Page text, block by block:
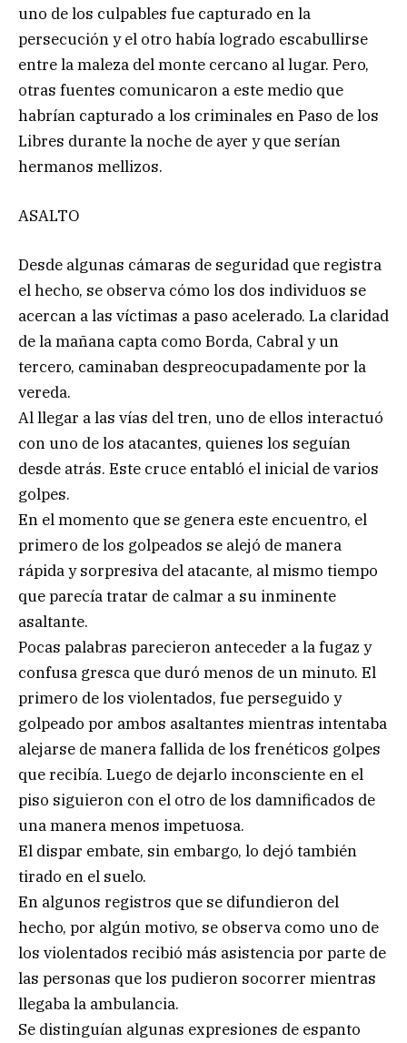
uno de los culpables fue capturado en la
persecución y el otro había logrado escabullirse
entre la maleza del monte cercano al lugar. Pero,
otras fuentes comunicaron a este medio que
habrían capturado a los criminales en Paso de los
Libres durante la noche de ayer y que serían
hermanos mellizos.
ASALTO
Desde algunas cámaras de seguridad que registra
el hecho, se observa cómo los dos individuos se
acercan a las víctimas a paso acelerado. La claridad
de la mañana capta como Borda, Cabral y un
tercero, caminaban despreocupadamente por la
vereda.
Al llegar a las vías del tren, uno de ellos interactuó
con uno de los atacantes, quienes los seguían
desde atrás. Este cruce entabló el inicial de varios
golpes.
En el momento que se genera este encuentro, el
primero de los golpeados se alejó de manera
rápida y sorpresiva del atacante, al mismo tiempo
que parecía tratar de calmar a su inminente
asaltante.
Pocas palabras parecieron anteceder a la fugaz y
confusa gresca que duró menos de un minuto. El
primero de los violentados, fue perseguido y
golpeado por ambos asaltantes mientras intentaba
alejarse de manera fallida de los frenéticos golpes
que recibía. Luego de dejarlo inconsciente en el
piso siguieron con el otro de los damnificados de
una manera menos impetuosa.
El dispar embate, sin embargo, lo dejó también
tirado en el suelo.
En algunos registros que se difundieron del
hecho, por algún motivo, se observa como uno de
los violentados recibió más asistencia por parte de
las personas que los pudieron socorrer mientras
llegaba la ambulancia.
Se distinguían algunas expresiones de espanto